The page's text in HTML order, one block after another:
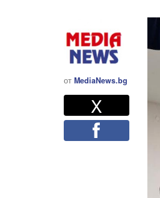
от MediaNews.bg
Споделете
XTwitter